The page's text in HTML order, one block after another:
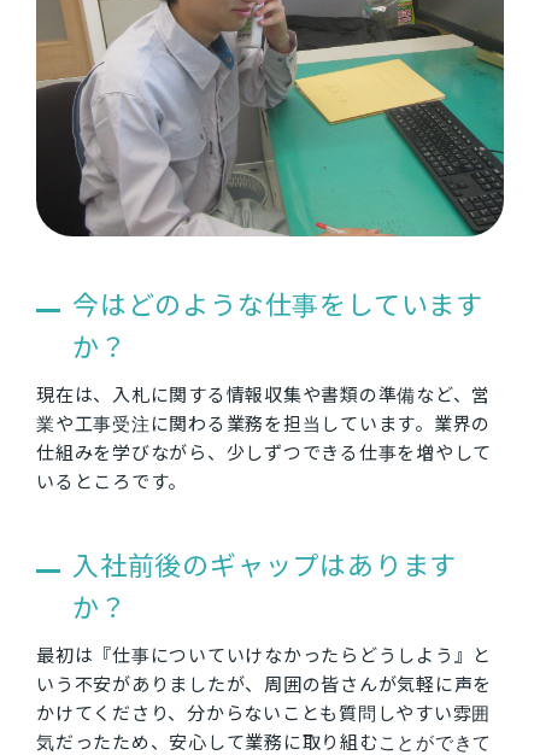
今はどのような仕事をしています
か？
現在は、入札に関する情報収集や書類の準備など、営
業や工事受注に関わる業務を担当しています。業界の
仕組みを学びながら、少しずつできる仕事を増やして
いるところです。
入社前後のギャップはあります
か？
最初は『仕事についていけなかったらどうしよう』と
いう不安がありましたが、周囲の皆さんが気軽に声を
かけてくださり、分からないことも質問しやすい雰囲
気だったため、安心して業務に取り組むことができて